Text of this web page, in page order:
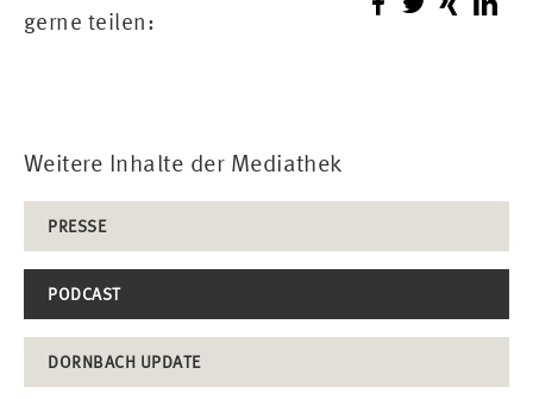
gerne teilen:
Weitere Inhalte der Mediathek
PRESSE
PODCAST
DORNBACH UPDATE